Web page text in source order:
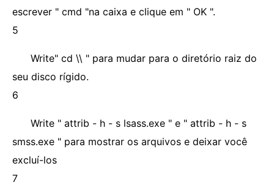
escrever " cmd "na caixa e clique em " OK ".
5
Write" cd \\ " para mudar para o diretório raiz do
seu disco rígido.
6
Write " attrib - h - s lsass.exe " e " attrib - h - s
smss.exe " para mostrar os arquivos e deixar você
excluí-los
7